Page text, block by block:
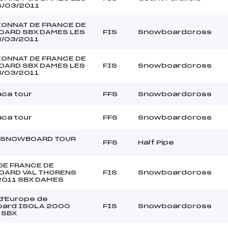
03/2011
DE FRANCE DE
SBX DAMES LES
03/2011
FIS Snowboardcross
DE FRANCE DE
SBX DAMES LES
03/2011
FIS Snowboardcross
tour FFS Snowboardcross
tour FFS Snowboardcross
TOUR
FFS Half Pipe
FRANCE DE
VAL THORENS
SBX DAMES
FIS Snowboardcross
de
ISOLA 2000
FIS Snowboardcross